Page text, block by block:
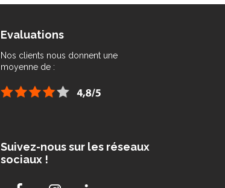
Evaluations
Nos clients nous donnent une
moyenne de :
Suivez-nous sur les réseaux
sociaux !